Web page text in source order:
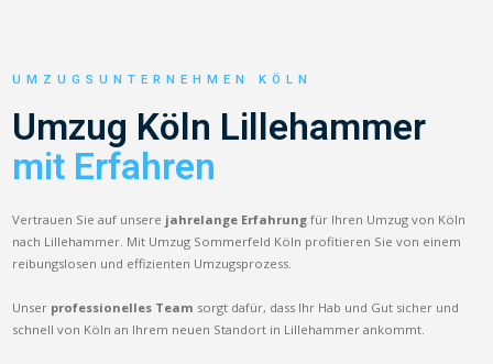
UMZUGSUNTERNEHMEN KÖLN
Umzug Köln Lillehammer
mit Erfahren
Vertrauen Sie auf unsere jahrelange Erfahrung für Ihren Umzug von Köln
nach Lillehammer. Mit Umzug Sommerfeld Köln profitieren Sie von einem
reibungslosen und effizienten Umzugsprozess.
Unser professionelles Team sorgt dafür, dass Ihr Hab und Gut sicher und
schnell von Köln an Ihrem neuen Standort in Lillehammer ankommt.